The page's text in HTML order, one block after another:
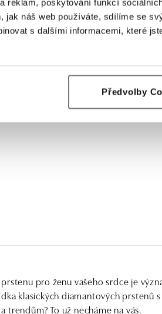
reklam, poskytování funkcí
jak náš web používáte, sdílíme se
s dalšími informacemi, které
Předvolby
pro ženu vašeho srdce je
klasických diamantových prstenů
trendům? To už necháme na vás.